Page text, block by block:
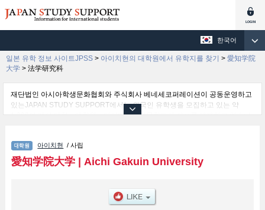
한국어
일본 유학 정보 사이트JPSS > 아이치현의 대학원에서 유학지를 찾기 > 愛知学院
大学 > 法学研究科
재단법인 아시아학생문화협회와 주식회사 베네세코퍼레이션이 공동운영하고
있는JAPAN STUDY SUPPORT에서는 외국인 유학생을 모집하고 있는 약
1,300여 개의 대학・대학원・단기대학・전문학교의 정보를 게재하고 있습니
Commerce및Management및法学研究科및Dental Sciences및Policy Studies
및Psyshological and Physical Science및Pharmacy및Economics 등의 연구
과별 정보, 모집정원과 합격자수 등의 입시정보, 시설안내, 교통정보 등 외국인
아이치현 / 사립
愛知学院大学| Aichi Gakuin University